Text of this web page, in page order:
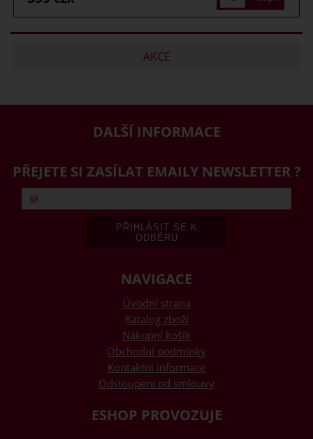
AKCE
DALŠÍ INFORMACE
PŘEJETE SI ZASÍLAT EMAILY NEWSLETTER ?
NAVIGACE
Úvodní strana
Katalog zboží
Nákupní košík
Obchodní podmínky
Kontaktní informace
Odstoupení od smlouvy
ESHOP PROVOZUJE